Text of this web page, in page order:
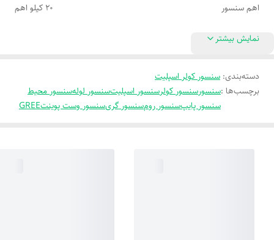
اهم سنسور 20 کیلو اهم
نمایش بیشتر
دسته‌بندی: سنسور کولر اسپلیت
برچسب‌ها :سنسورسنسور کولرسنسور اسپلیتسنسور لولهسنسور محیط
سنسور پایپسنسور رومسنسور گریسنسور وست پوینتGREE